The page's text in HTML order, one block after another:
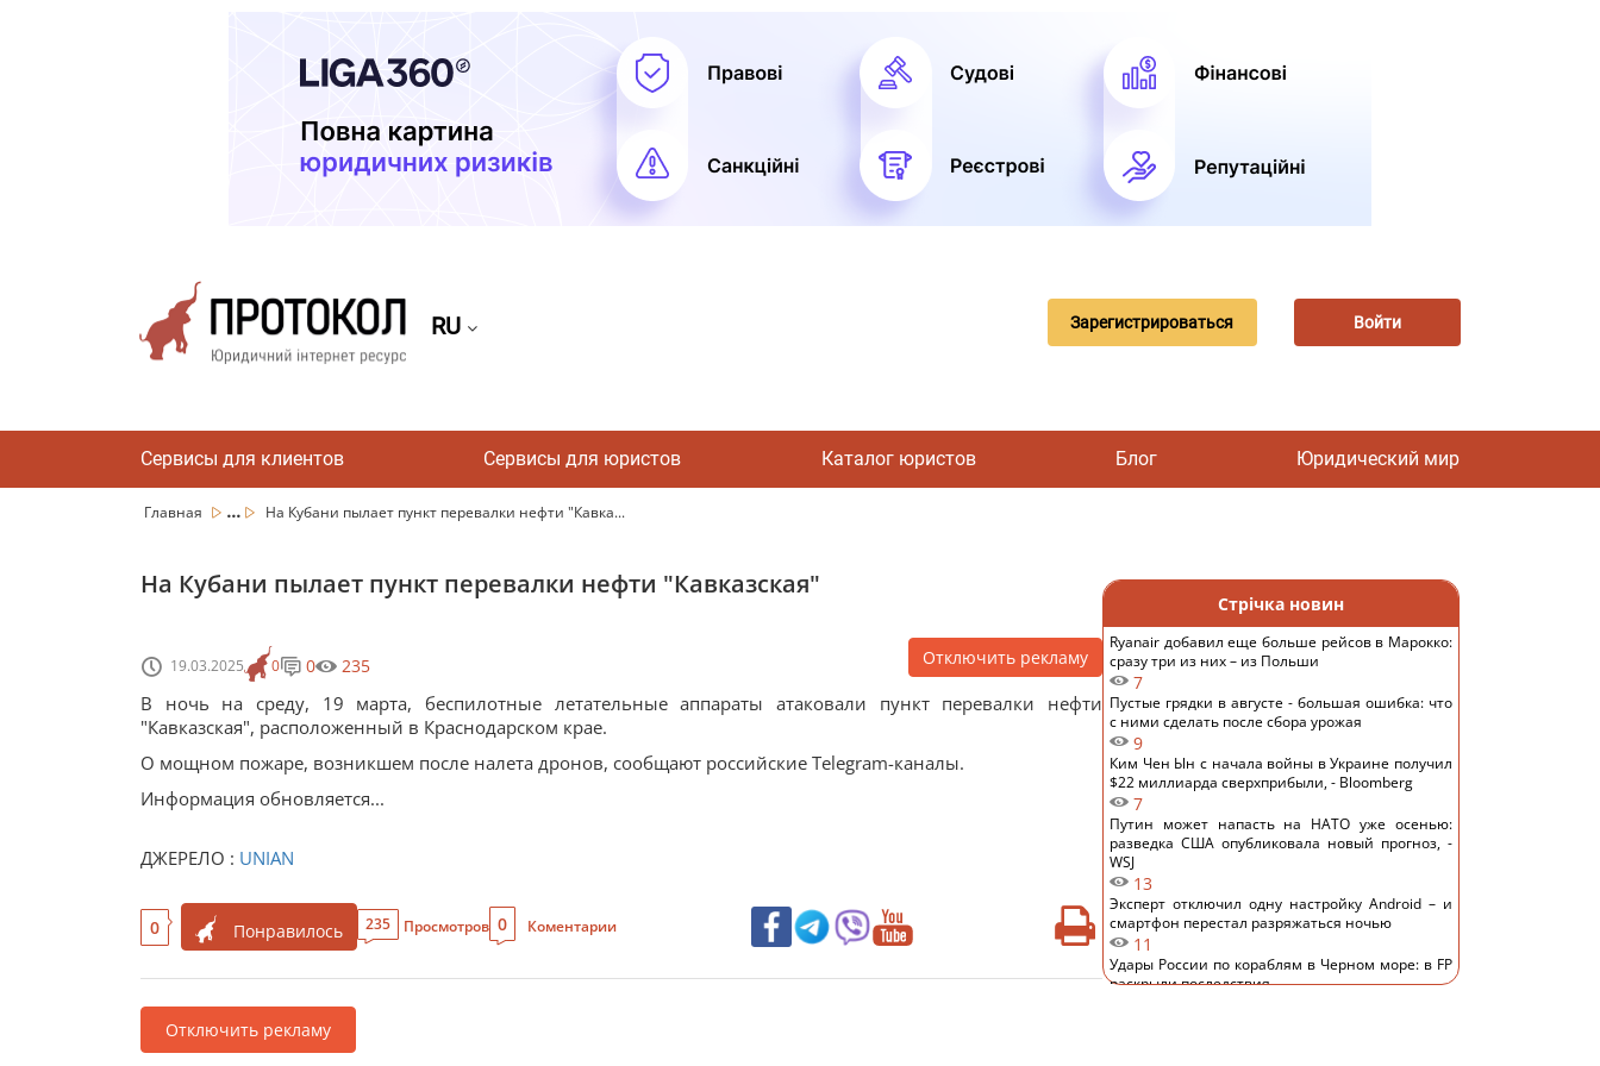
RU Зарегистрироваться Войти
Сервисы для клиентов Сервисы для юристов Каталог юристов Блог Юридический мир
Главная ... На Кубани пылает пункт перевалки нефти "Кавка...
На Кубани пылает пункт перевалки нефти "Кавказская"
19.03.2025 0 0 235 Отключить рекламу
В ночь на среду, 19 марта, беспилотные летательные аппараты атаковали пункт перевалки нефти
"Кавказская", расположенный в Краснодарском крае.
О мощном пожаре, возникшем после налета дронов, сообщают российские Telegram-каналы.
Информация обновляется...
ДЖЕРЕЛО : UNIAN
0 Понравилось 235 Просмотров 0 Коментарии
Отключить рекламу
Стрічка новин
Ryanair добавил еще больше рейсов в Марокко:
сразу три из них – из Польши
7
Пустые грядки в августе - большая ошибка: что
с ними сделать после сбора урожая
9
Ким Чен Ын с начала войны в Украине получил
$22 миллиарда сверхприбыли, - Bloomberg
7
Путин может напасть на НАТО уже осенью:
разведка США опубликовала новый прогноз, -
WSJ
13
Эксперт отключил одну настройку Android – и
смартфон перестал разряжаться ночью
11
Удары России по кораблям в Черном море: в FP
раскрыли последствия